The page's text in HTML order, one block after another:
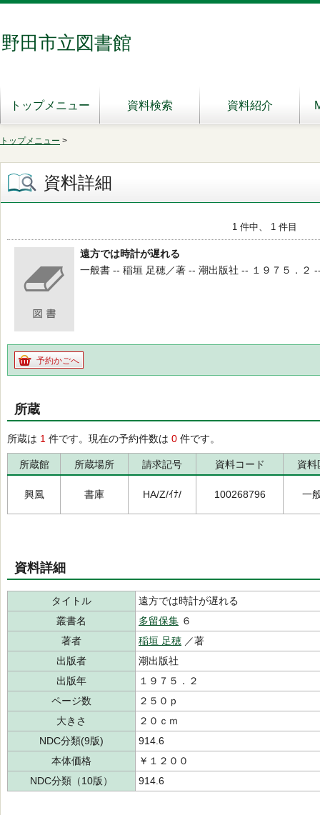
野田市立図書館
トップメニュー 資料検索 資料紹介
トップメニュー >
資料詳細
1 件中、 1 件目
遠方では時計が遅れる
一般書 -- 稲垣 足穂／著 -- 潮出版社 -- １９７５．２
予約かごへ
所蔵
所蔵は 1 件です。現在の予約件数は 0 件です。
所蔵館 所蔵場所 請求記号 資料コード 資料
興風 書庫 HA/Z/ｲﾅ/ 100268796 一
資料詳細
タイトル
遠方では時計が遅れる
叢書名
多留保集 ６
著者
稲垣 足穂 ／著
出版者
潮出版社
出版年
１９７５．２
ページ数
２５０ｐ
大きさ
２０ｃｍ
NDC分類(9版)
914.6
本体価格
￥１２００
NDC分類（10版）
914.6